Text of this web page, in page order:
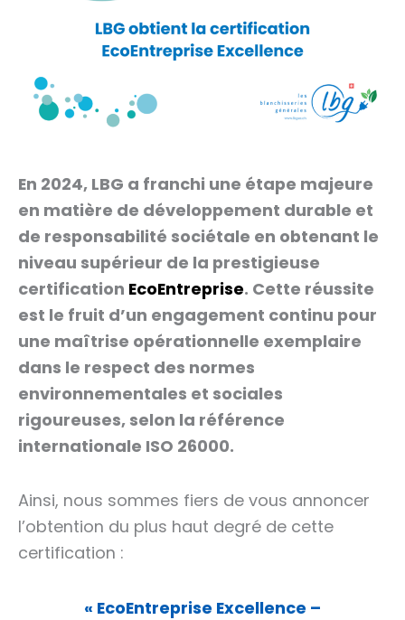
En 2024, LBG a franchi une étape majeure
en matière de développement durable et
de responsabilité sociétale en obtenant le
niveau supérieur de la prestigieuse
certification EcoEntreprise. Cette réussite
est le fruit d’un engagement continu pour
une maîtrise opérationnelle exemplaire
dans le respect des normes
environnementales et sociales
rigoureuses, selon la référence
internationale ISO 26000.
Ainsi, nous sommes fiers de vous annoncer
l’obtention du plus haut degré de cette
certification :
« EcoEntreprise Excellence –